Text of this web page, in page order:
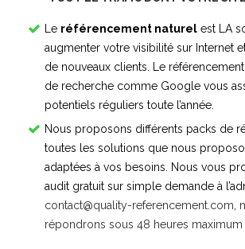
Le référencement naturel est LA
augmenter votre visibilité sur Internet
de nouveaux clients. Le
de recherche comme Google vous
potentiels réguliers toute l’année.
Nous proposons différents packs de
toutes les solutions que nous
adaptées à vos besoins. Nous vous
audit gratuit sur simple demande à
contact@quality-referencement.com
répondrons sous 48 heures maximum